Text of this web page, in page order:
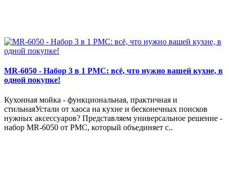
MR-6050 - Набор 3 в 1 РМС: всё, что нужно вашей кухне, в
одной покупке!
Кухонная мойка - функциональная, практичная и
стильнаяУстали от хаоса на кухне и бесконечных поисков
нужных аксессуаров? Представляем универсальное решение -
набор MR-6050 от РМС, который объединяет с..